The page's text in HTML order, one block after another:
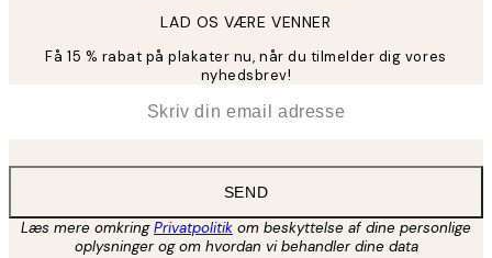
LAD OS VÆRE VENNER
Få 15 % rabat på plakater nu, når du tilmelder dig vores
nyhedsbrev!
SEND
Læs mere omkringPrivatpolitik om beskyttelse af dine personlige
oplysninger og om hvordan vi behandler dine data